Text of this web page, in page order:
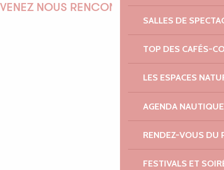
SALLES DE
TOP DES CAFÉS-
LES ESPACES
AGENDA NAUTIQUE
RENDEZ-VOUS DU
FESTIVALS ET
VENEZ NOUS RENCONTRER !
MARINE